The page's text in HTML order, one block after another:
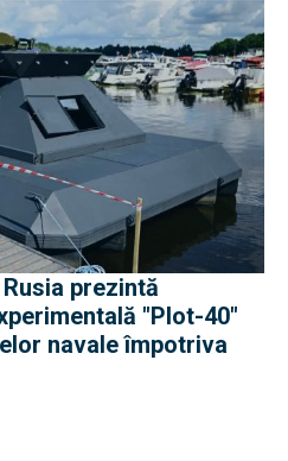
prezintă
"Plot-40"
navale împotriva